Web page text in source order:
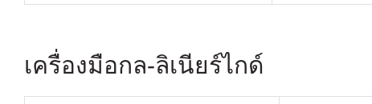
เครื่องมือกล-ลิเนียร์ไกด์